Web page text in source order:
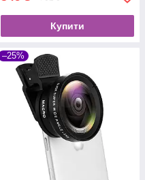
Купити
–25%